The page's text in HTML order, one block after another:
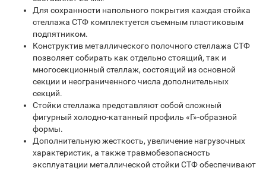
Для сохранности напольного покрытия каждая стойка
стеллажа СТФ комплектуется съемным пластиковым
подпятником.
Конструктив металлического полочного стеллажа СТФ
позволяет собирать как отдельно стоящий, так и
многосекционный стеллаж, состоящий из основной
секции и неограниченного числа дополнительных
секций.
Стойки стеллажа представляют собой сложный
фигурный холодно-катанный профиль «Г»-образной
формы.
Дополнительную жесткость, увеличение нагрузочных
характеристик, а также травмобезопасность
эксплуатации металлической стойки СТФ обеспечивают